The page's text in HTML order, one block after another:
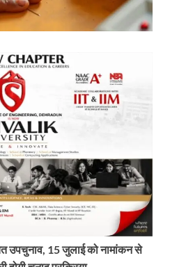
उपचुनाव, 15 जुलाई को नामांकन से